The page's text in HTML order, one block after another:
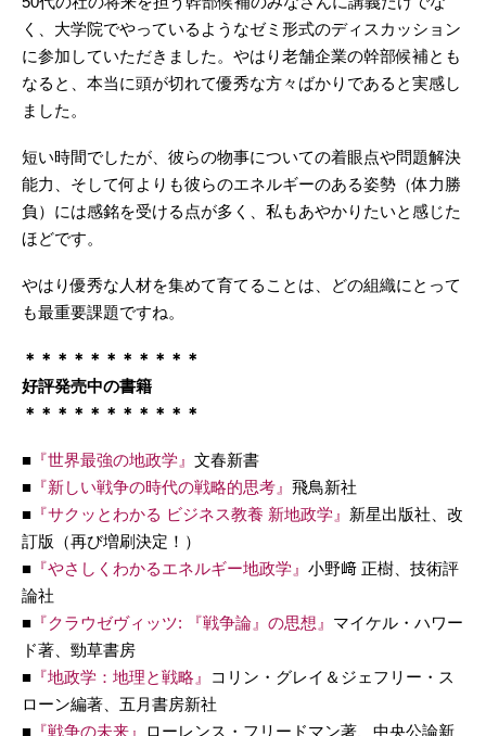
く、大学院でやっているようなゼミ形式のディスカッション
に参加していただきました。やはり老舗企業の幹部候補とも
なると、本当に頭が切れて優秀な方々ばかりであると実感し
ました。
短い時間でしたが、彼らの物事についての着眼点や問題解決
能力、そして何よりも彼らのエネルギーのある姿勢（体力勝
負）には感銘を受ける点が多く、私もあやかりたいと感じた
ほどです。
やはり優秀な人材を集めて育てることは、どの組織にとって
も最重要課題ですね。
＊＊＊＊＊＊＊＊＊＊＊
好評発売中の書籍
＊＊＊＊＊＊＊＊＊＊＊
■ 『世界最強の地政学』 文春新書
■ 『新しい戦争の時代の戦略的思考』 飛鳥新社
■ 『サクッとわかる ビジネス教養 新地政学』 新星出版社、改
訂版（再び増刷決定！）
■ 『やさしくわかるエネルギー地政学』 小野﨑 正樹、技術評
論社
■ 『クラウゼヴィッツ: 『戦争論』の思想』 マイケル・ハワー
ド著、勁草書房
■ 『地政学：地理と戦略』
コリン・グレイ＆ジェフリー・ス
ローン編著、五月書房新社
■ 『戦争の未来』
ローレンス・フリードマン著、中央公論新